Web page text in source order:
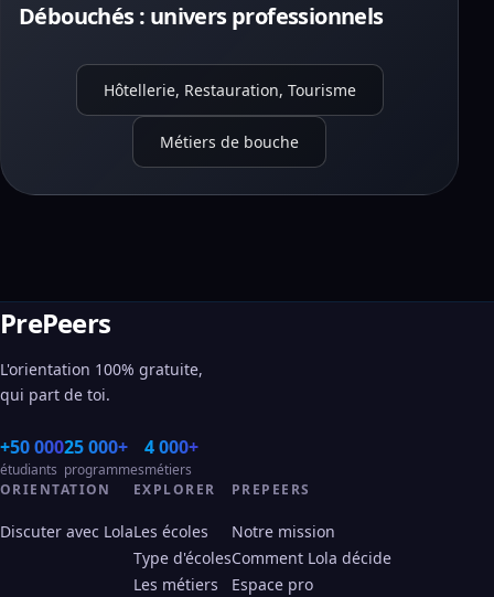
Débouchés : univers professionnels
Hôtellerie, Restauration, Tourisme
Métiers de bouche
PrePeers
L'orientation 100% gratuite,
qui part de toi.
+50 000
étudiants
25 000+
programmes
4 000+
métiers
ORIENTATION
Discuter avec Lola
EXPLORER
Les écoles
Type d'écoles
Les métiers
PREPEERS
Notre mission
Comment Lola décide
Espace pro